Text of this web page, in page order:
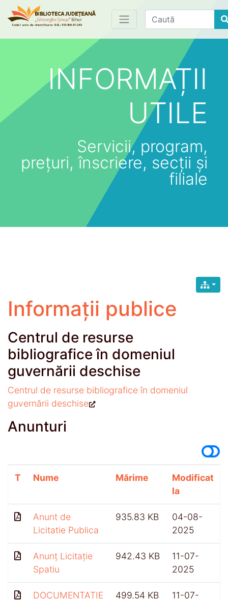
Find
INFORMAȚII
UTILE
Servicii, program,
prețuri, înscriere, secții și
filiale
Informații publice
Centrul de resurse
bibliografice în domeniul
guvernării deschise
Centrul de resurse bibliografice în domeniul
guvernării deschise
Anunturi
T Nume Mărime
Modificat
la
Anunt de
Licitatie Publica
935.83 KB
04-08-
2025
Anunț Licitație
Spatiu
942.43 KB
11-07-
2025
DOCUMENTATIE
499.54 KB
11-07-